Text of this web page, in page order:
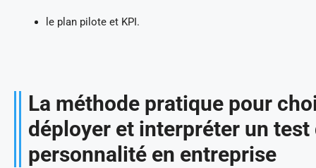
le plan pilote et KPI.
La méthode pratique pour
déployer et interpréter un test
personnalité en entreprise